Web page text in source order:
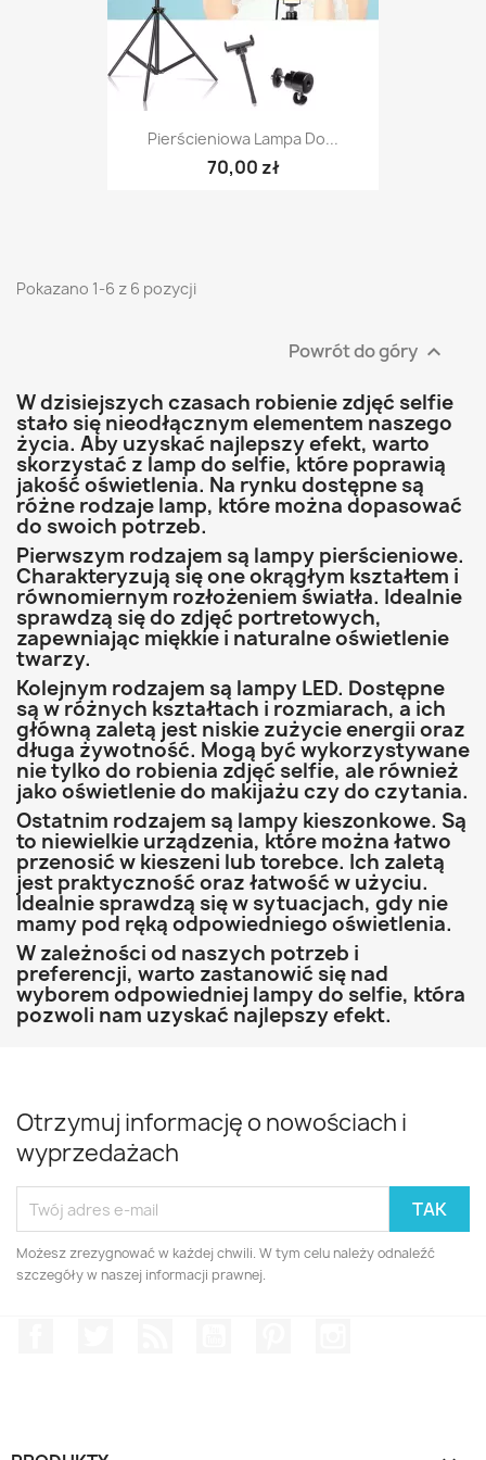
Pierścieniowa Lampa Do...
70,00 zł
Pokazano 1-6 z 6 pozycji
Powrót do góry 
W dzisiejszych czasach robienie zdjęć selfie
stało się nieodłącznym elementem naszego
życia. Aby uzyskać najlepszy efekt, warto
skorzystać z lamp do selfie, które poprawią
jakość oświetlenia. Na rynku dostępne są
różne rodzaje lamp, które można dopasować
do swoich potrzeb.
Pierwszym rodzajem są lampy pierścieniowe.
Charakteryzują się one okrągłym kształtem i
równomiernym rozłożeniem światła. Idealnie
sprawdzą się do zdjęć portretowych,
zapewniając miękkie i naturalne oświetlenie
twarzy.
Kolejnym rodzajem są lampy LED. Dostępne
są w różnych kształtach i rozmiarach, a ich
główną zaletą jest niskie zużycie energii oraz
długa żywotność. Mogą być wykorzystywane
nie tylko do robienia zdjęć selfie, ale również
jako oświetlenie do makijażu czy do czytania.
Ostatnim rodzajem są lampy kieszonkowe. Są
to niewielkie urządzenia, które można łatwo
przenosić w kieszeni lub torebce. Ich zaletą
jest praktyczność oraz łatwość w użyciu.
Idealnie sprawdzą się w sytuacjach, gdy nie
mamy pod ręką odpowiedniego oświetlenia.
W zależności od naszych potrzeb i
preferencji, warto zastanowić się nad
wyborem odpowiedniej lampy do selfie, która
pozwoli nam uzyskać najlepszy efekt.
Otrzymuj informację o nowościach i
wyprzedażach
Możesz zrezygnować w każdej chwili. W tym celu należy odnaleźć
szczegóły w naszej informacji prawnej.